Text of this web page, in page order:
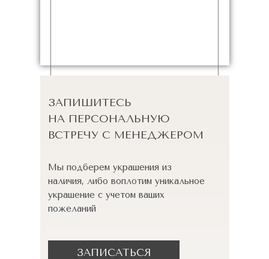
ЗАПИШИТЕСЬ
НА ПЕРСОНАЛЬНУЮ
ВСТРЕЧУ С МЕНЕДЖЕРОМ
Мы подберем украшения из
наличия, либо воплотим уникальное
украшение с учетом ваших
пожеланий
ЗАПИСАТЬСЯ